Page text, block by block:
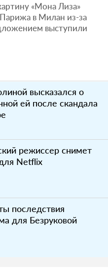
«Мона Лиза»
в Милан из-за
выступили
высказался о
ей после скандала
режиссер снимет
Netflix
последствия
для Безруковой